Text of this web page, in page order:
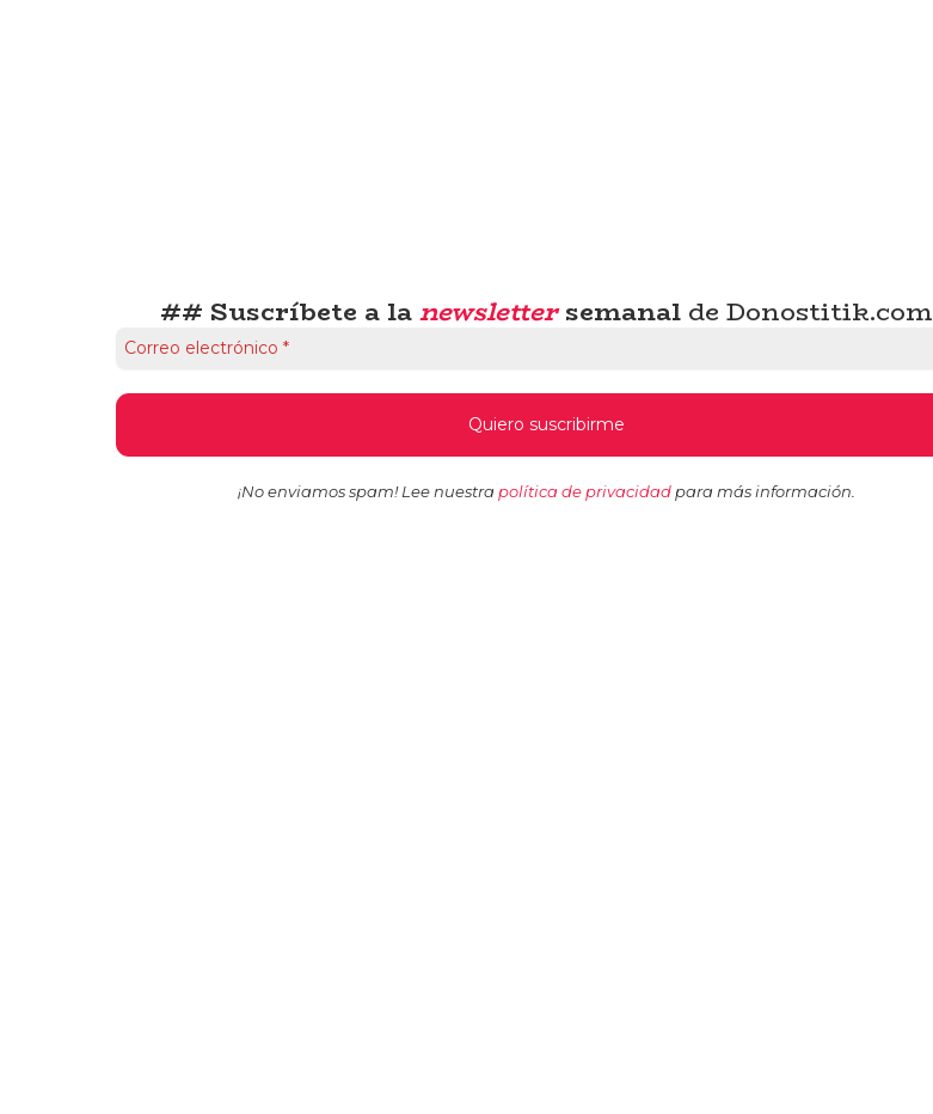
## Suscríbete a lanewslettersemanal de Donostitik.com
¡No enviamos spam! Lee nuestrapolítica de privacidadpara más información.